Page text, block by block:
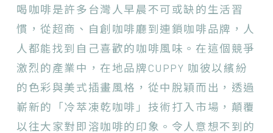
喝咖啡是許多台灣人早晨不可或缺的生活習
慣，從超商、自創咖啡廳到連鎖咖啡品牌，人
人都能找到自己喜歡的咖啡風味。在這個競爭
激烈的產業中，在地品牌CUPPY 咖彼以繽紛
的色彩與美式插畫風格，從中脫穎而出，透過
嶄新的「冷萃凍乾咖啡」技術打入市場，顛覆
以往大家對即溶咖啡的印象。令人意想不到的